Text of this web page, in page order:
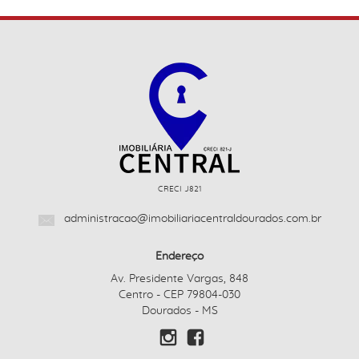
CRECI J821
administracao@imobiliariacentraldourados.com.br
Endereço
Av. Presidente Vargas, 848
Centro - CEP 79804-030
Dourados - MS